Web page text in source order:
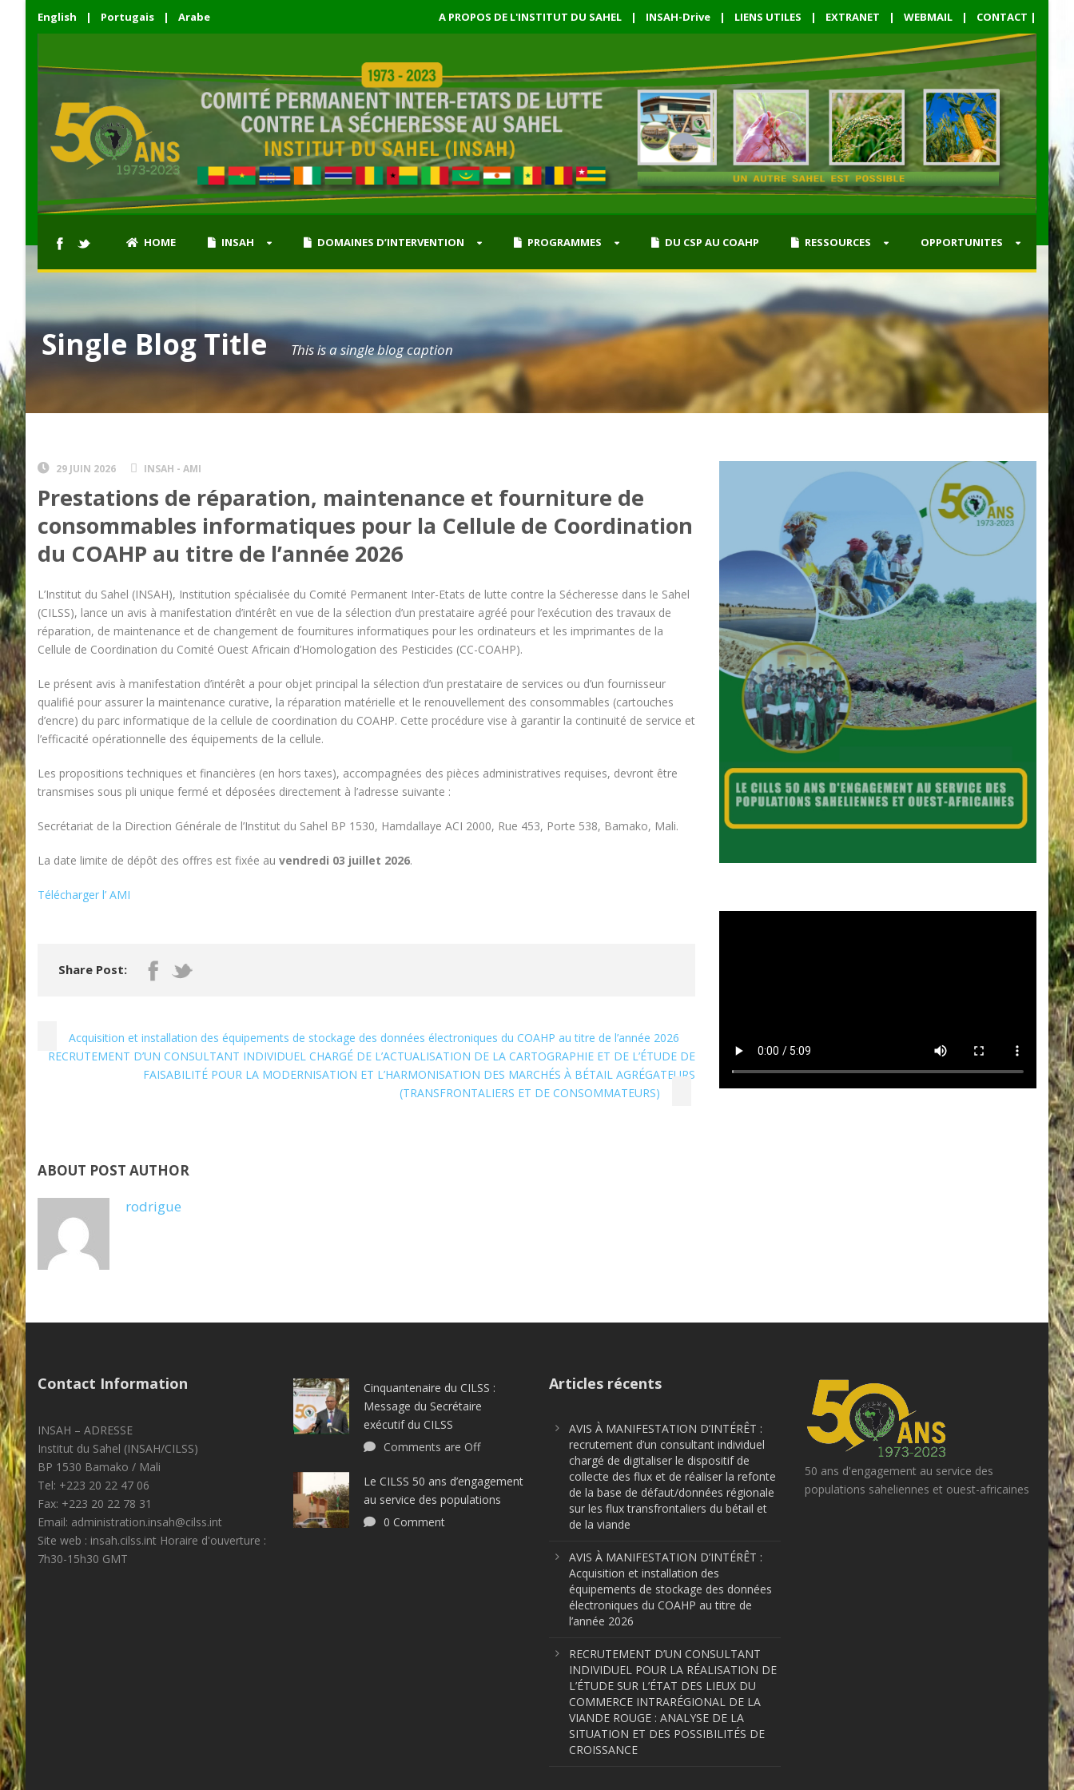
English | Portugais | Arabe A PROPOS DE L'INSTITUT DU SAHEL | INSAH-Drive | LIENS UTILES | EXTRANET | WEBMAIL | CONTACT |
HOME INSAH DOMAINES D’INTERVENTION PROGRAMMES DU CSP AU COAHP RESSOURCES OPPORTUNITES
Single Blog Title This is a single blog caption
29 JUIN 2026 INSAH - AMI
Prestations de réparation, maintenance et fourniture de
consommables informatiques pour la Cellule de Coordination
du COAHP au titre de l’année 2026
L’Institut du Sahel (INSAH), Institution spécialisée du Comité Permanent Inter-Etats de lutte contre la Sécheresse dans le Sahel
(CILSS), lance un avis à manifestation d’intérêt en vue de la sélection d’un prestataire agréé pour l’exécution des travaux de
réparation, de maintenance et de changement de fournitures informatiques pour les ordinateurs et les imprimantes de la
Cellule de Coordination du Comité Ouest Africain d’Homologation des Pesticides (CC-COAHP).
Le présent avis à manifestation d’intérêt a pour objet principal la sélection d’un prestataire de services ou d’un fournisseur
qualifié pour assurer la maintenance curative, la réparation matérielle et le renouvellement des consommables (cartouches
d’encre) du parc informatique de la cellule de coordination du COAHP. Cette procédure vise à garantir la continuité de service et
l’efficacité opérationnelle des équipements de la cellule.
Les propositions techniques et financières (en hors taxes), accompagnées des pièces administratives requises, devront être
transmises sous pli unique fermé et déposées directement à l’adresse suivante :
Secrétariat de la Direction Générale de l’Institut du Sahel BP 1530, Hamdallaye ACI 2000, Rue 453, Porte 538, Bamako, Mali.
La date limite de dépôt des offres est fixée au vendredi 03 juillet 2026.
Télécharger l’ AMI
Share Post:
Acquisition et installation des équipements de stockage des données électroniques du COAHP au titre de l’année 2026
RECRUTEMENT D’UN CONSULTANT INDIVIDUEL CHARGÉ DE L’ACTUALISATION DE LA CARTOGRAPHIE ET DE L’ÉTUDE DE
FAISABILITÉ POUR LA MODERNISATION ET L’HARMONISATION DES MARCHÉS À BÉTAIL AGRÉGATEURS
(TRANSFRONTALIERS ET DE CONSOMMATEURS)
ABOUT POST AUTHOR
rodrigue
Contact Information
INSAH – ADRESSE
Institut du Sahel (INSAH/CILSS)
BP 1530 Bamako / Mali
Tel: +223 20 22 47 06
Fax: +223 20 22 78 31
Email: administration.insah@cilss.int
Site web : insah.cilss.int Horaire d'ouverture :
7h30-15h30 GMT
Cinquantenaire du CILSS :
Message du Secrétaire
exécutif du CILSS
Comments are Off
Le CILSS 50 ans d’engagement
au service des populations
0 Comment
Articles récents
AVIS À MANIFESTATION D’INTÉRÊT :
recrutement d’un consultant individuel
chargé de digitaliser le dispositif de
collecte des flux et de réaliser la refonte
de la base de défaut/données régionale
sur les flux transfrontaliers du bétail et
de la viande
AVIS À MANIFESTATION D’INTÉRÊT :
Acquisition et installation des
équipements de stockage des données
électroniques du COAHP au titre de
l’année 2026
RECRUTEMENT D’UN CONSULTANT
INDIVIDUEL POUR LA RÉALISATION DE
L’ÉTUDE SUR L’ÉTAT DES LIEUX DU
COMMERCE INTRARÉGIONAL DE LA
VIANDE ROUGE : ANALYSE DE LA
SITUATION ET DES POSSIBILITÉS DE
CROISSANCE
50 ans d'engagement au service des
populations saheliennes et ouest-africaines